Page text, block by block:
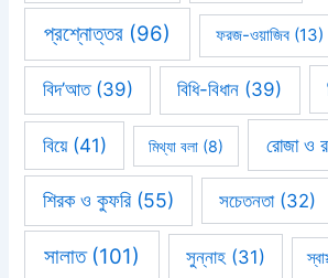
প্রশ্নোত্তর (96) ফরজ-ওয়াজিব(13)
বিদ’আত(39) বিধি-বিধান (39)
বিয়ে(41) মিথ্যা বলা(8) রোজা ও
শিরক ও কুফরি(55) সচেতনতা(32)
সালাত(101) সুন্নাহ (31)